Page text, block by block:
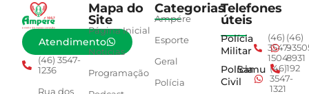
Atendimento
(46) 3547-
1236
Rua dos
Mapa do
Site
Página Inicial
Notícias
Programação
Categorias
Ampére
Esporte
Geral
Polícia
Telefones
úteis
Polícia
Militar
(46)
3547-
1504
(46)
8931
Polícia
Civil
Samu (46)
3547-
1321
192